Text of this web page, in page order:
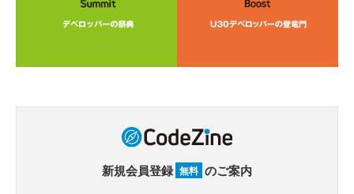
新規会員登録 無料 のご案内